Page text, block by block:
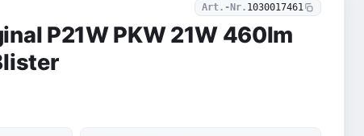
Art.-Nr. 1030017461
P21W PKW 21W 460lm